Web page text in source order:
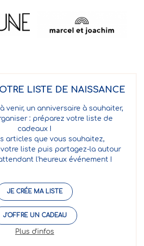
LISTE DE NAISSANCE
venir, un anniversaire à souhaiter,
: préparez votre liste de
cadeaux !
articles que vous souhaitez,
liste puis partagez-la autour
l'heureux événement !
JE CRÉE MA LISTE
J'OFFRE UN CADEAU
Plus d'infos